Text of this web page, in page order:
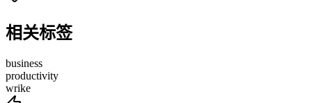
相关标签
business
productivity
wrike